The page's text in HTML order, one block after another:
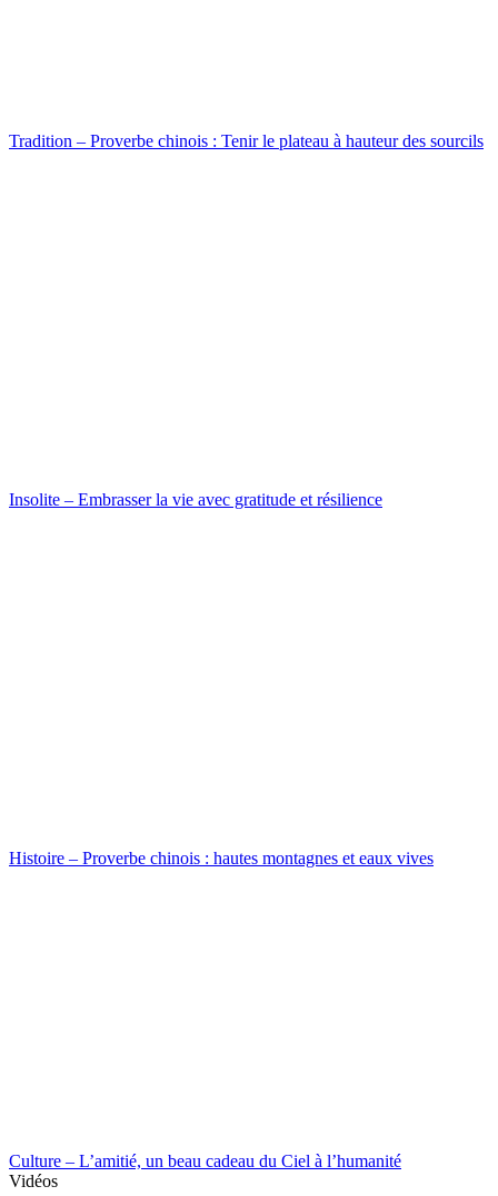
Tradition – Proverbe chinois : Tenir le plateau à hauteur des sourcils
Insolite – Embrasser la vie avec gratitude et résilience
Histoire – Proverbe chinois : hautes montagnes et eaux vives
Culture – L’amitié, un beau cadeau du Ciel à l’humanité
Vidéos